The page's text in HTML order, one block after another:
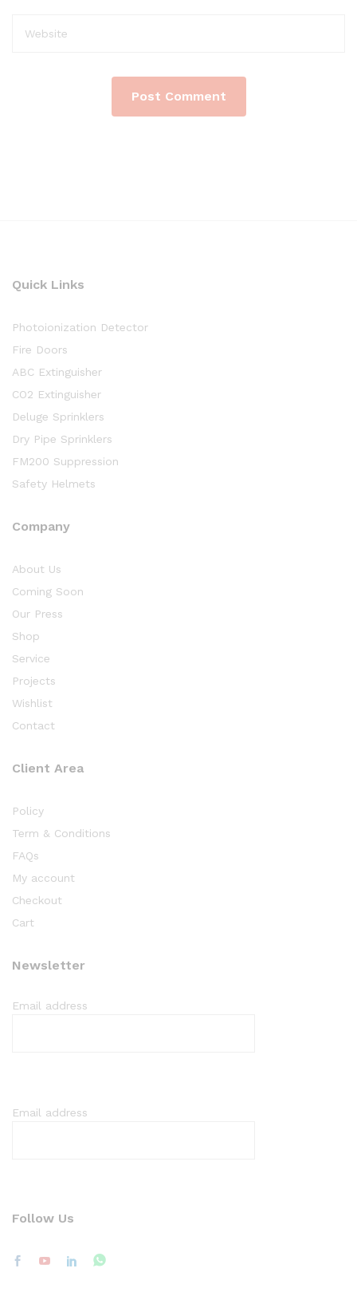
Quick Links
Photoionization Detector
Fire Doors
ABC Extinguisher
CO2 Extinguisher
Deluge Sprinklers
Dry Pipe Sprinklers
FM200 Suppression
Safety Helmets
Company
About Us
Coming Soon
Our Press
Shop
Service
Projects
Wishlist
Contact
Client Area
Policy
Term & Conditions
FAQs
My account
Checkout
Cart
Newsletter
Email address
Email address
Follow Us